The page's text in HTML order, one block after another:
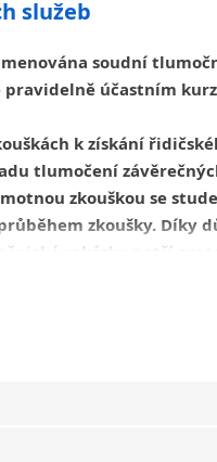
služeb
soudní
pravidelně účastním
k získání
tlumočení
zkouškou se
zkoušky. Díky
zakázky patří
partnery ve
považuji získání